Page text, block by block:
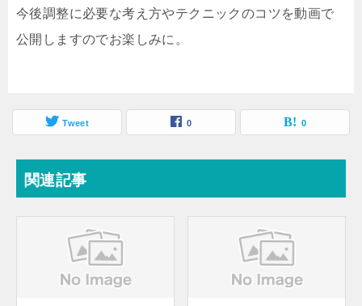
今後調整に必要な考え方やテクニックのコツを動画で
公開しますのでお楽しみに。
Tweet 0 0
関連記事